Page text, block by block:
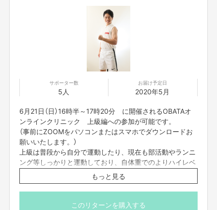
サポーター数
5人
お届け予定日
2020年5月
6月21日（日）16時半～17時20分 に開催されるOBATAオ
ンラインクリニック 上級編への参加が可能です。
（事前にZOOMをパソコンまたはスマホでダウンロードお
願いいたします。）
上級は普段から自分で運動したり、現在も部活動やランニ
ング等しっかりと運動しており、自体重でのよりハイレベ
ルなトレーニングをしたい人向けです。
当日は、動きやすい格好且つ、畳1畳分のスペースのある
ところでご参加ください。
もっと見る
このリターンを購入する